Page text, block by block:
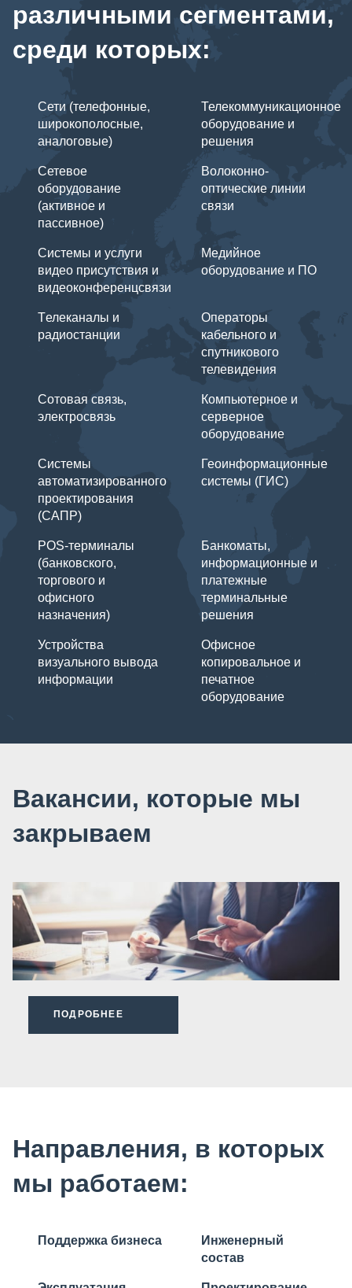
различными сегментами,
среди которых:
Сети (телефонные,
широкополосные,
аналоговые)
Телекоммуникационное
оборудование и
решения
Сетевое
оборудование
(активное и
пассивное)
Волоконно-
оптические линии
связи
Системы и услуги
видео присутствия и
видеоконференцсвязи
Медийное
оборудование и ПО
Tелеканалы и
радиостанции
Операторы
кабельного и
спутникового
телевидения
Сотовая связь,
электросвязь
Компьютерное и
серверное
оборудование
Системы
автоматизированного
проектирования
(САПР)
Геоинформационные
системы (ГИС)
POS-терминалы
(банковского,
торгового и
офисного
назначения)
Банкоматы,
информационные и
платежные
терминальные
решения
Устройства
визуального вывода
информации
Офисное
копировальное и
печатное
оборудование
Вакансии, которые мы
закрываем
ПОДРОБНЕЕ
Направления, в которых
мы работаем:
Поддержка бизнеса
Инженерный
соcтав